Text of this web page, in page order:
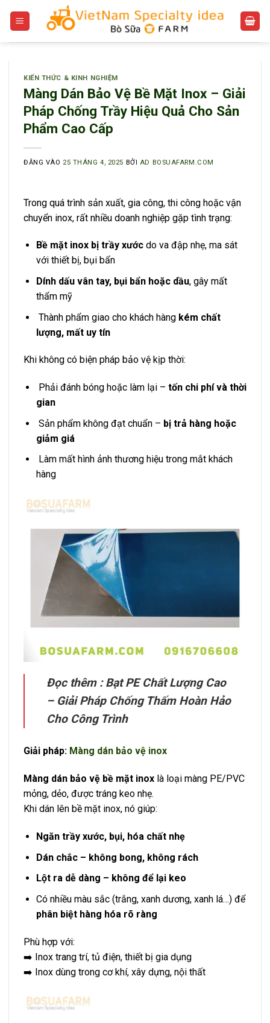
KIẾN THỨC & KINH NGHIỆM
Màng Dán Bảo Vệ Bề Mặt Inox – Giải
Pháp Chống Trầy Hiệu Quả Cho Sản
Phẩm Cao Cấp
ĐĂNG VÀO 25 THÁNG 4, 2025 BỞI AD BOSUAFARM.COM
Trong quá trình sản xuất, gia công, thi công hoặc vận
chuyển inox, rất nhiều doanh nghiệp gặp tình trạng:
Bề mặt inox bị trầy xướcdo va đập nhẹ, ma sát
với thiết bị, bụi bẩn
Dính dấu vân tay, bụi bẩn hoặc dầu, gây mất
thẩm mỹ
Thành phẩm giao cho khách hàng kém chất
lượng, mất uy tín
Khi không có biện pháp bảo vệ kịp thời:
Phải đánh bóng hoặc làm lại – tốn chi phí và thời
gian
Sản phẩm không đạt chuẩn – bị trả hàng hoặc
giảm giá
Làm mất hình ảnh thương hiệu trong mắt khách
hàng
Đọc thêm :Bạt PE Chất Lượng Cao
– Giải Pháp Chống Thấm Hoàn Hảo
Cho Công Trình
Giải pháp: Màng dán bảo vệ inox
Màng dán bảo vệ bề mặt inox là loại màng PE/PVC
mỏng, dẻo, được tráng keo nhẹ.
Khi dán lên bề mặt inox, nó giúp:
Ngăn trầy xước, bụi, hóa chất nhẹ
Dán chắc – không bong, không rách
Lột ra dễ dàng – không để lại keo
Có nhiều màu sắc (trắng, xanh dương, xanh lá…) để
phân biệt hàng hóa rõ ràng
Phù hợp với:
➡️ Inox trang trí, tủ điện, thiết bị gia dụng
➡️ Inox dùng trong cơ khí, xây dựng, nội thất